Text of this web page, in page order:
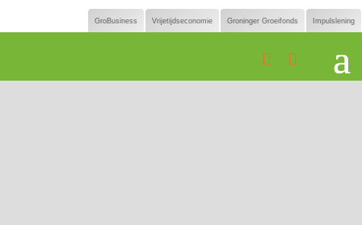
GroBusiness Vrijetijdseconomie Groninger Groeifonds Impulslening
 